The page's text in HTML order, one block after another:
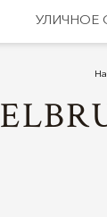
УЛИЧНОЕ